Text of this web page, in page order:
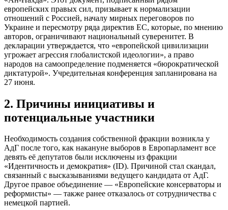
европейских правых сил, призывает к нормализации
отношений с Россией, началу мирных переговоров по
Украине и пересмотру ряда директив ЕС, которые, по мнению
авторов, ограничивают национальный суверенитет. В
декларации утверждается, что «европейской цивилизации
угрожает агрессия глобалистской идеологии», а право
народов на самоопределение подменяется «бюрократической
диктатурой». Учредительная конференция запланирована на
27 июня.
2. Причины инициативы и
потенциальные участники
Необходимость создания собственной фракции возникла у
АдГ после того, как накануне выборов в Европарламент все
девять её депутатов были исключены из фракции
«Идентичность и демократия» (ID). Причиной стал скандал,
связанный с высказываниями ведущего кандидата от АдГ.
Другое правое объединение — «Европейские консерваторы и
реформисты» — также ранее отказалось от сотрудничества с
немецкой партией.